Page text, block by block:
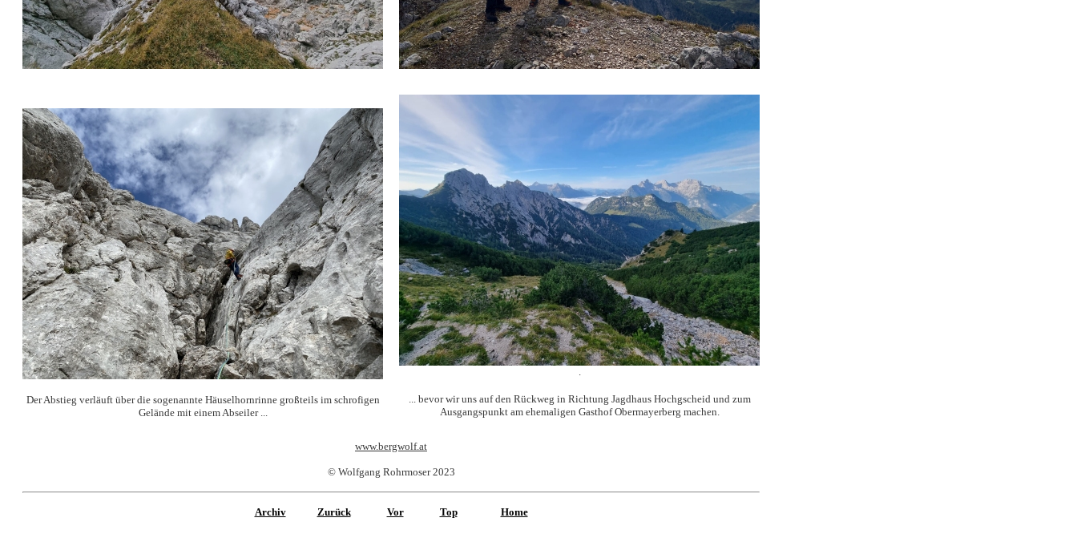
Der Abstieg verläuft über die sogenannte Häuselhornrinne großteils im schrofigen
Gelände mit einem Abseiler ...
.
... bevor wir uns auf den Rückweg in Richtung Jagdhaus Hochgscheid und zum
Ausgangspunkt am ehemaligen Gasthof Obermayerberg machen.
www.bergwolf.at
© Wolfgang Rohrmoser 2023
Archiv Zurück Vor Top Home